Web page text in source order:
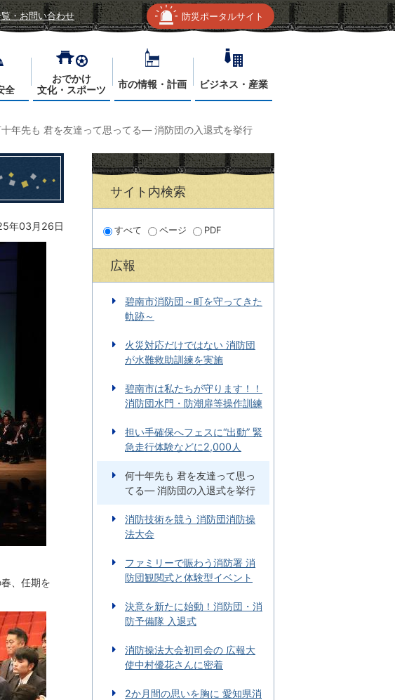
・お問い合わせ 防災ポータルサイト
全
おでかけ
文化・スポーツ
市の情報・計画 ビジネス・産業
年先も 君を友達って思ってる― 消防団の入退式を挙行
年03月26日
、任期を
サイト内検索
すべて ページ PDF
広報
碧南市消防団～町を守ってきた
軌跡～
火災対応だけではない 消防団
が水難救助訓練を実施
碧南市は私たちが守ります！！
消防団水門・防潮扉等操作訓練
担い手確保へフェスに“出動” 緊
急走行体験などに2,000人
何十年先も 君を友達って思っ
てる― 消防団の入退式を挙行
消防技術を競う 消防団消防操
法大会
ファミリーで賑わう消防署 消
防団観閲式と体験型イベント
決意を新たに始動！消防団・消
防予備隊 入退式
消防操法大会初司会の 広報大
使中村優花さんに密着
2か月間の思いを胸に 愛知県消